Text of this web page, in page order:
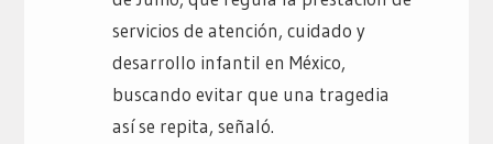
servicios de atención, cuidado y
desarrollo infantil en México,
buscando evitar que una tragedia
así se repita, señaló.